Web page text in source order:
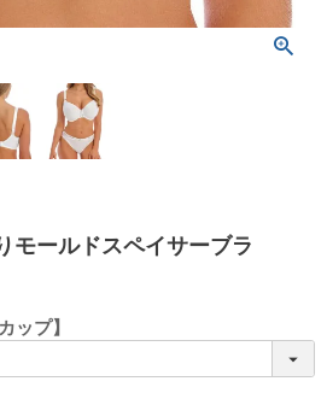
ールドスペイサーブラ
ップ】